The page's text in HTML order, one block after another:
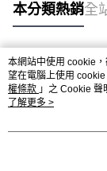
本分類熱銷全
熱門標籤
本網站中使用 cookie
望在電腦上使用
權條款 」之 Cookie
用條款之 Cookie 聲明
了解更多 >